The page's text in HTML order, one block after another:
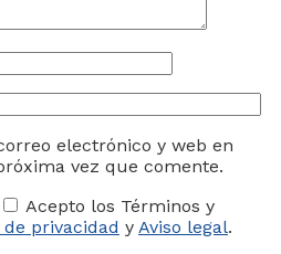
electrónico y web en
vez que comente.
Acepto los Términos y
privacidad y Aviso legal.